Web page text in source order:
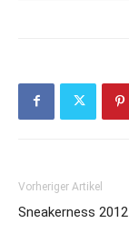
Vorheriger Artikel
Sneakerness 2012